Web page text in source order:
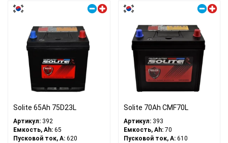
Solite 65Ah 75D23L
Артикул: 392
Емкость, Ah: 65
Пусковой ток, A: 620
Solite 70Ah CMF70L
Артикул:393
Емкость, Ah:70
Пусковой ток, A:610